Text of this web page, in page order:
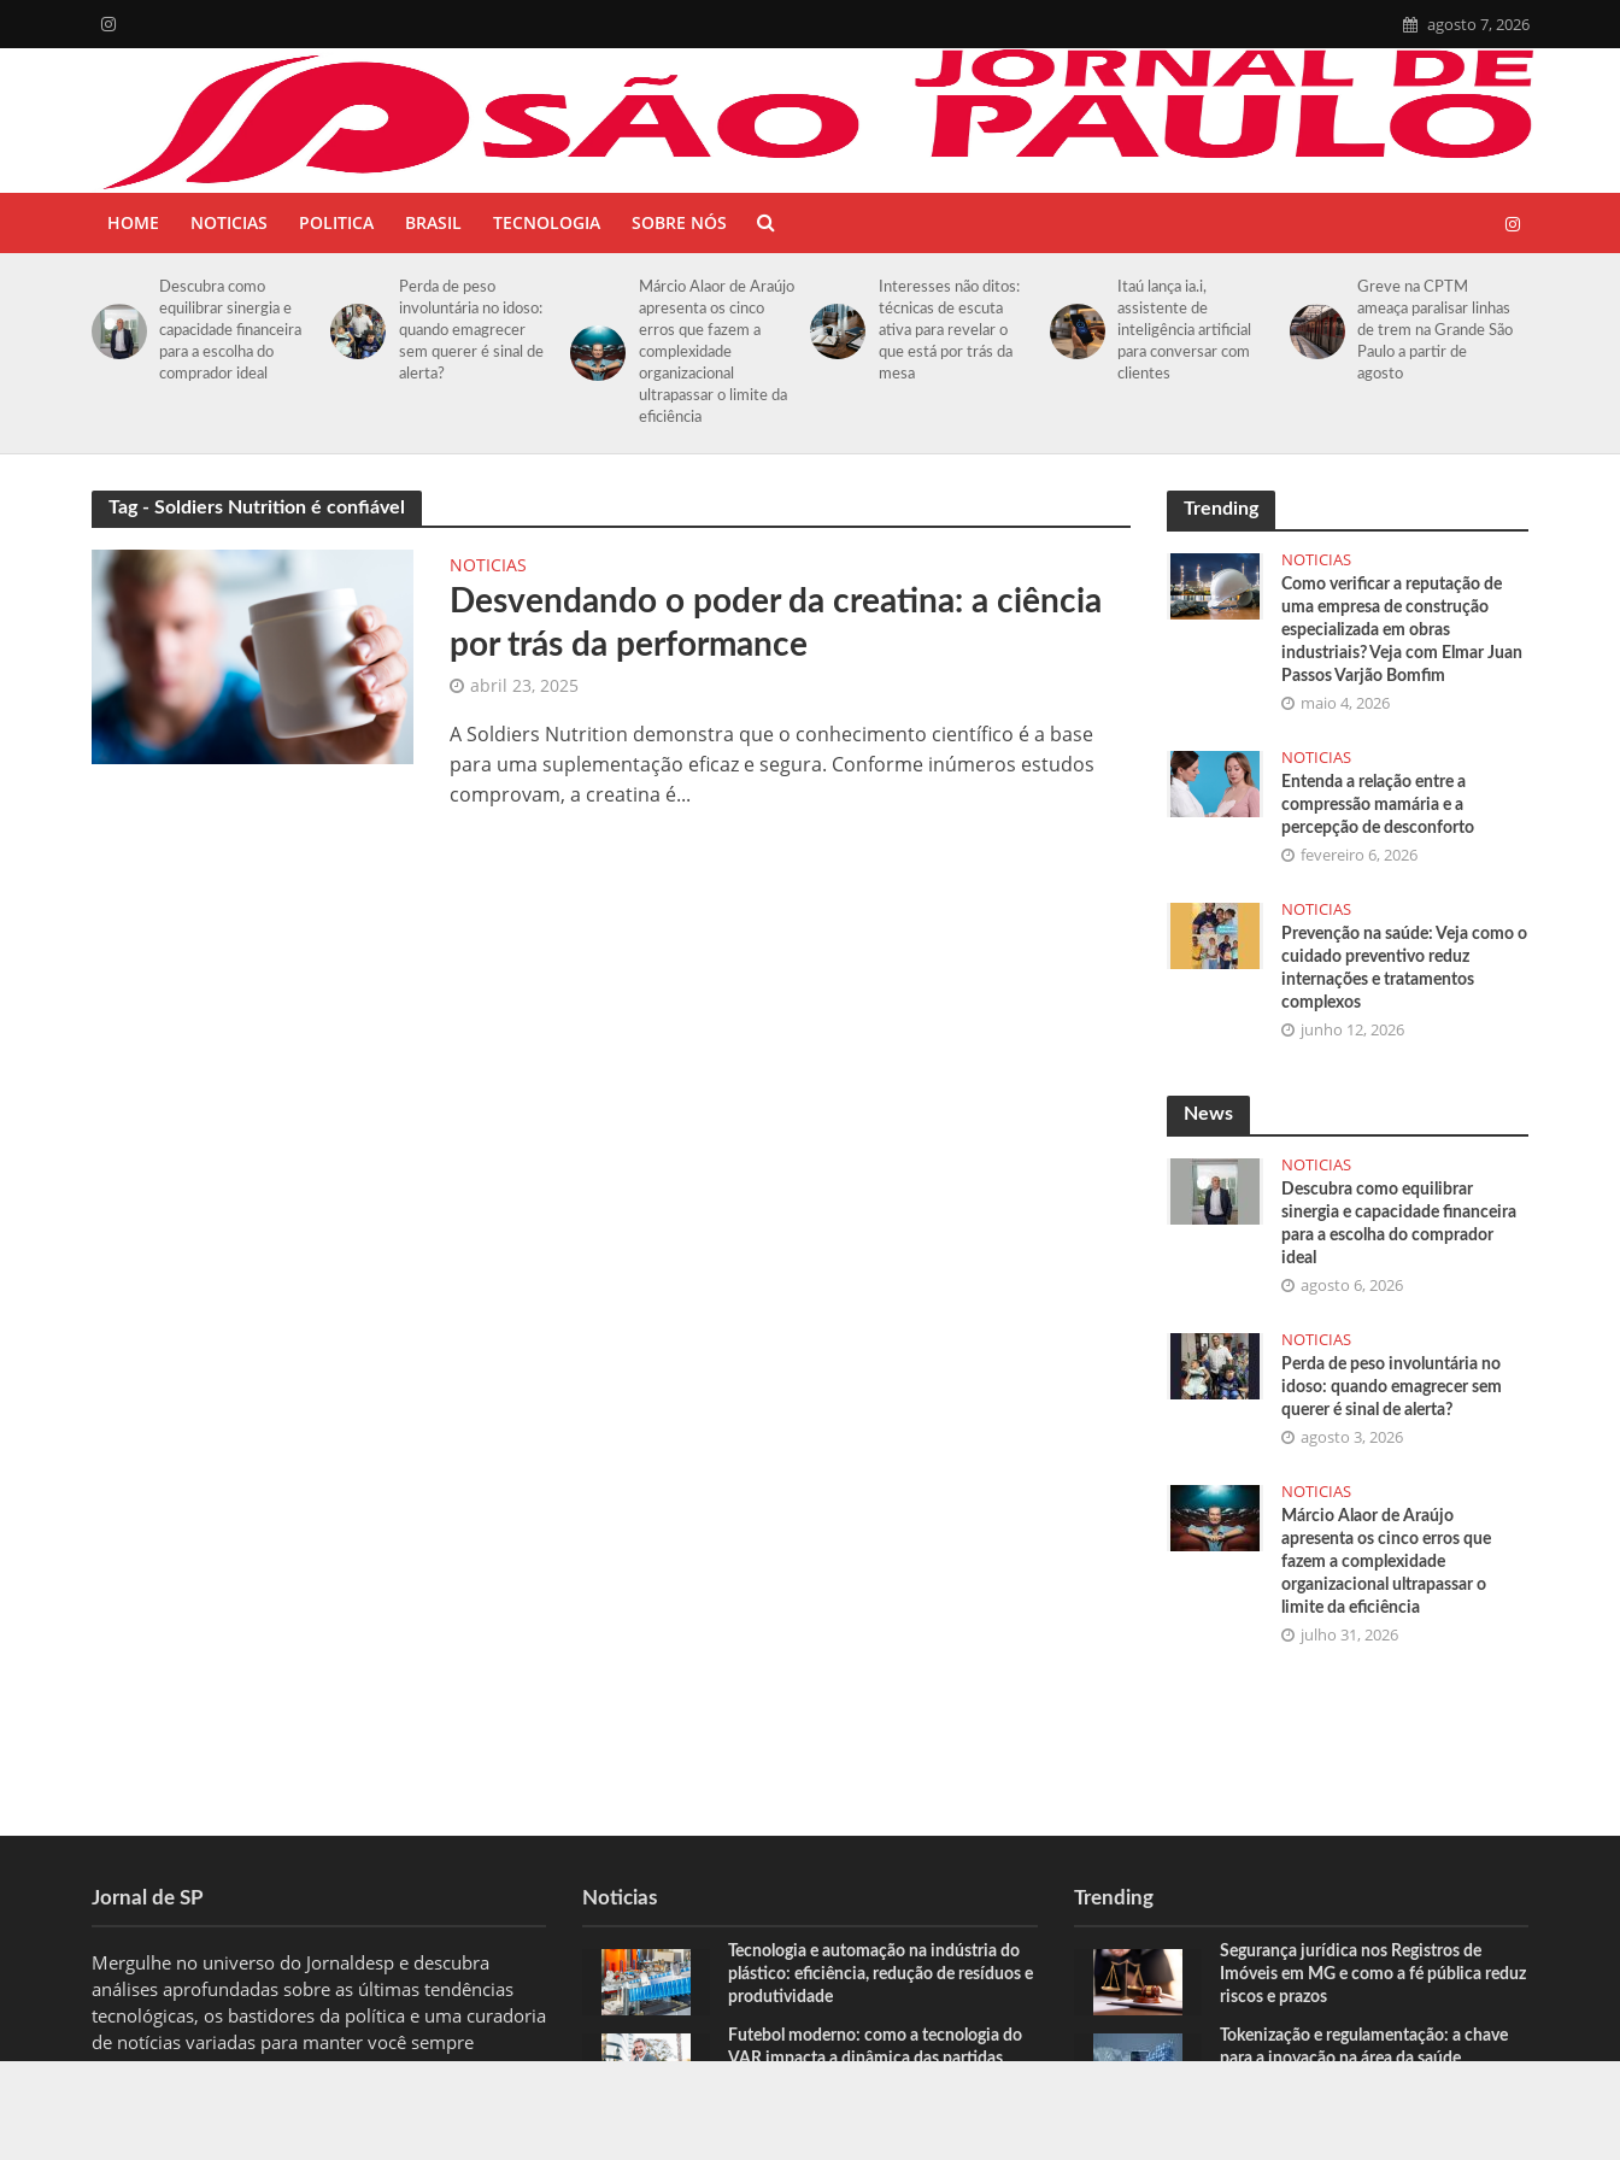
agosto 7, 2026
HOME NOTICIAS POLITICA BRASIL TECNOLOGIA SOBRE NÓS
Descubra como
equilibrar sinergia e
capacidade financeira
para a escolha do
comprador ideal
Perda de peso
involuntária no idoso:
quando emagrecer
sem querer é sinal de
alerta?
Márcio Alaor de Araújo
apresenta os cinco
erros que fazem a
complexidade
organizacional
ultrapassar o limite da
eficiência
Interesses não ditos:
técnicas de escuta
ativa para revelar o
que está por trás da
mesa
Itaú lança ia.i,
assistente de
inteligência artificial
para conversar com
clientes
Greve na CPTM
ameaça paralisar linhas
de trem na Grande São
Paulo a partir de
agosto
Tag - Soldiers Nutrition é confiável
NOTICIAS
Desvendando o poder da creatina: a ciência
por trás da performance
abril 23, 2025
A Soldiers Nutrition demonstra que o conhecimento científico é a base
para uma suplementação eficaz e segura. Conforme inúmeros estudos
comprovam, a creatina é...
Trending
NOTICIAS
Como verificar a reputação de
uma empresa de construção
especializada em obras
industriais? Veja com Elmar Juan
Passos Varjão Bomfim
maio 4, 2026
NOTICIAS
Entenda a relação entre a
compressão mamária e a
percepção de desconforto
fevereiro 6, 2026
NOTICIAS
Prevenção na saúde: Veja como o
cuidado preventivo reduz
internações e tratamentos
complexos
junho 12, 2026
News
NOTICIAS
Descubra como equilibrar
sinergia e capacidade financeira
para a escolha do comprador
ideal
agosto 6, 2026
NOTICIAS
Perda de peso involuntária no
idoso: quando emagrecer sem
querer é sinal de alerta?
agosto 3, 2026
NOTICIAS
Márcio Alaor de Araújo
apresenta os cinco erros que
fazem a complexidade
organizacional ultrapassar o
limite da eficiência
julho 31, 2026
Jornal de SP
Mergulhe no universo do Jornaldesp e descubra
análises aprofundadas sobre as últimas tendências
tecnológicas, os bastidores da política e uma curadoria
de notícias variadas para manter você sempre
informado.
Noticias
Tecnologia e automação na indústria do
plástico: eficiência, redução de resíduos e
produtividade
Futebol moderno: como a tecnologia do
VAR impacta a dinâmica das partidas
Trending
Segurança jurídica nos Registros de
Imóveis em MG e como a fé pública reduz
riscos e prazos
Tokenização e regulamentação: a chave
para a inovação na área da saúde